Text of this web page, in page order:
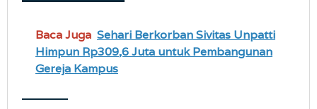
Baca Juga Sehari Berkorban Sivitas Unpatti
Himpun Rp309,6 Juta untuk Pembangunan
Gereja Kampus